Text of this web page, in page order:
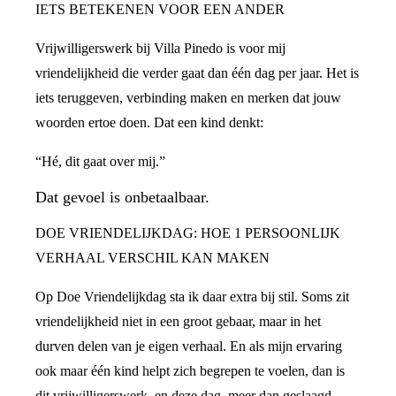
IETS BETEKENEN VOOR EEN ANDER
Vrijwilligerswerk bij Villa Pinedo is voor mij
vriendelijkheid die verder gaat dan één dag per jaar. Het is
iets teruggeven, verbinding maken en merken dat jouw
woorden ertoe doen. Dat een kind denkt:
“Hé, dit gaat over mij.”
Dat gevoel is onbetaalbaar.
DOE VRIENDELIJKDAG: HOE 1 PERSOONLIJK
VERHAAL VERSCHIL KAN MAKEN
Op Doe Vriendelijkdag sta ik daar extra bij stil. Soms zit
vriendelijkheid niet in een groot gebaar, maar in het
durven delen van je eigen verhaal. En als mijn ervaring
ook maar één kind helpt zich begrepen te voelen, dan is